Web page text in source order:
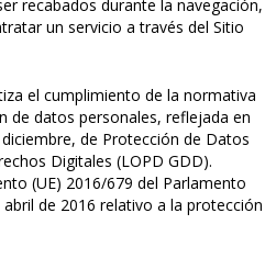
recabados durante la navegación,
un servicio a través del Sitio
el cumplimiento de la normativa
de datos personales, reflejada en
de Protección de Datos
Digitales (LOPD GDD).
(UE) 2016/679 del Parlamento
de 2016 relativo a la protección